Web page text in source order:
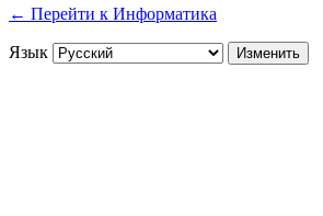
← Перейти к Информатика
Язык